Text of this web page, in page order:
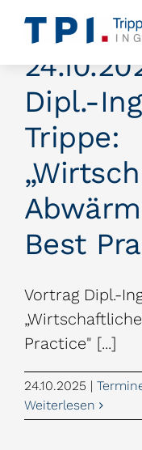
springen
Profil
Kompetenzen
Projekte
Karriere
Kontakt
Dipl.-
Trippe:
Best
Vortrag Dipl.-
Practice" [...]
24.10.2025 |
Weiterlesen